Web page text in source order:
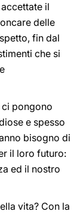
il
delle
fin dal
che si
ci pongono
e spesso
bisogno di
il loro futuro:
ed il nostro
vita? Con la